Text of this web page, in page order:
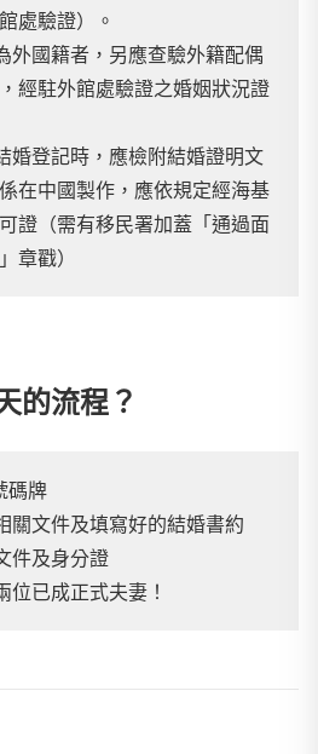
處驗證）。
外國籍者，另應查驗外籍配偶
經駐外館處驗證之婚姻狀況證
婚登記時，應檢附結婚證明文
在中國製作，應依規定經海基
證（需有移民署加蓋「通過面
章戳）
的流程？
碼牌
關文件及填寫好的結婚書約
件及身分證
已成正式夫妻！